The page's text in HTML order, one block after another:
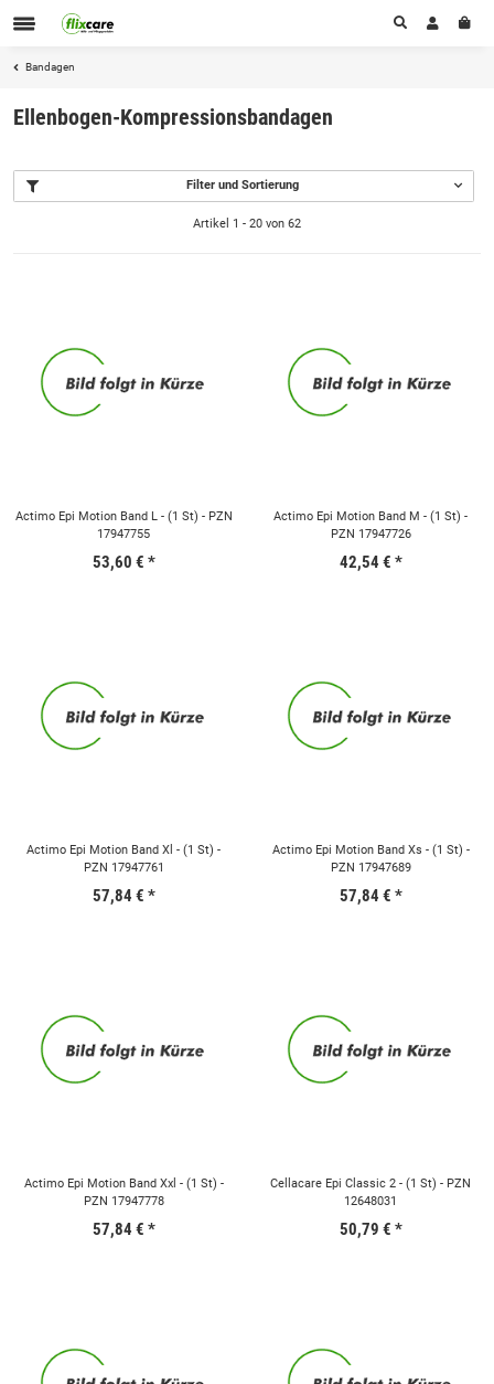
Bandagen
Ellenbogen-Kompressionsbandagen
Filter und Sortierung
Artikel 1 - 20 von 62
Actimo Epi Motion Band L - (1 St) - PZN
17947755
53,60 € *
Actimo Epi Motion Band M - (1 St) -
PZN 17947726
42,54 € *
Actimo Epi Motion Band Xl - (1 St) -
PZN 17947761
57,84 € *
Actimo Epi Motion Band Xs - (1 St) -
PZN 17947689
57,84 € *
Actimo Epi Motion Band Xxl - (1 St) -
PZN 17947778
57,84 € *
Cellacare Epi Classic 2 - (1 St) - PZN
12648031
50,79 € *